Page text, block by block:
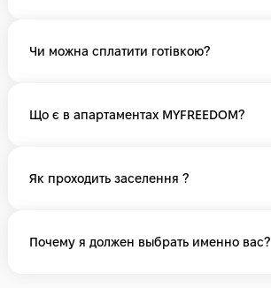
Чи можна сплатити готівкою?
Що є в апартаментах MYFREEDOM?
Як проходить заселення ?
Почему я должен выбрать именно вас?